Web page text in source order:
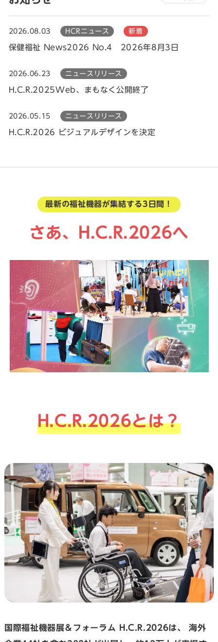
2026.08.03 HCRニュース 新着
保健福祉 News2026 No.4 2026年8月3日
2026.06.23 ニュースリリース
H.C.R.2025Web、まもなく公開終了
2026.05.15 ニュースリリース
H.C.R.2026 ビジュアルデザインを決定
最新の福祉機器が集結する3日間！
さあ、H.C.R.2026へ
H.C.R.2026とは？
国際福祉機器展＆フォーラム H.C.R.2026は、
海外